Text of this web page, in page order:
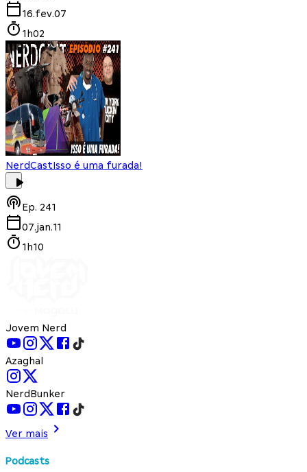
16.fev.07
1h02
NerdCastIsso é uma furada!
Ep. 241
07.jan.11
1h10
Jovem Nerd
Azaghal
NerdBunker
Ver mais
Podcasts